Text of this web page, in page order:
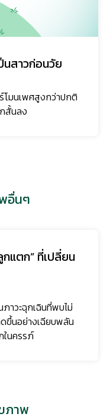
นสาวก่อนวัย
โมนเพศสูงกว่าปกติ
สั้นลง
อื่นๆ
แตก” ที่เปลี่ยน
าวะฉุกเฉินที่พบไม่
ขึ้นอย่างเฉียบพลัน
ในครรภ์
ภาพ